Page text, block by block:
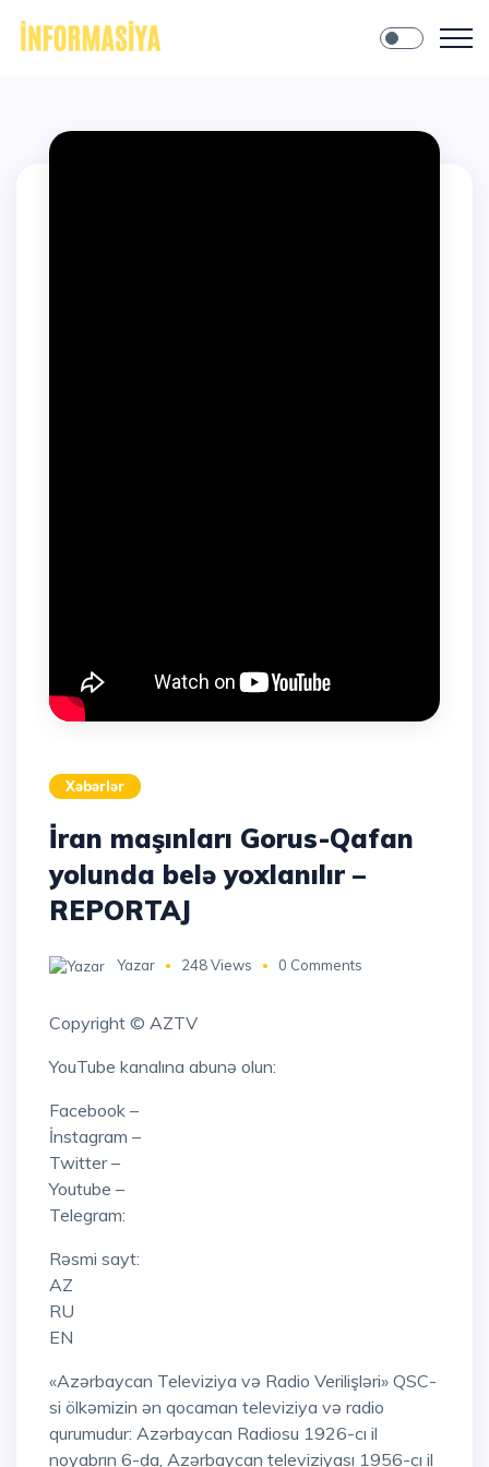
Xəbərlər
İran maşınları Gorus-Qafan
yolunda belə yoxlanılır –
REPORTAJ
Yazar 248 Views 0 Comments
Copyright © AZTV
YouTube kanalına abunə olun:
Facebook –
İnstagram –
Twitter –
Youtube –
Telegram:
Rəsmi sayt:
AZ
RU
EN
«Azərbaycan Televiziya və Radio Verilişləri» QSC-
si ölkəmizin ən qocaman televiziya və radio
qurumudur: Azərbaycan Radiosu 1926-cı il
noyabrın 6-da, Azərbaycan televiziyası 1956-cı il